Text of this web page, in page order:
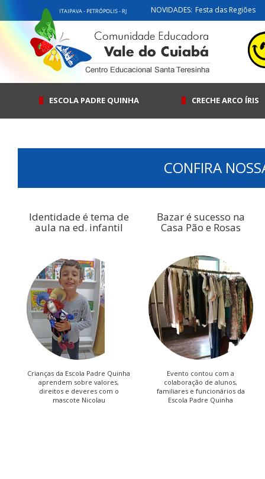
NOVIDADES: Festa das Regiões
ESCOLA PADRE QUINHA CRECHE ARCO ÍRIS
CONFIRA
Identidade é tema de
aula na ed. infantil
Crianças da Escola Padre Quinha
aprendem sobre valores,
direitos e deveres com o
mascote Nicolau
Bazar é sucesso na
Casa Pão e Rosas
Evento contou com a
colaboração de alunos,
familiares e funcionários da
Escola Padre Quinha